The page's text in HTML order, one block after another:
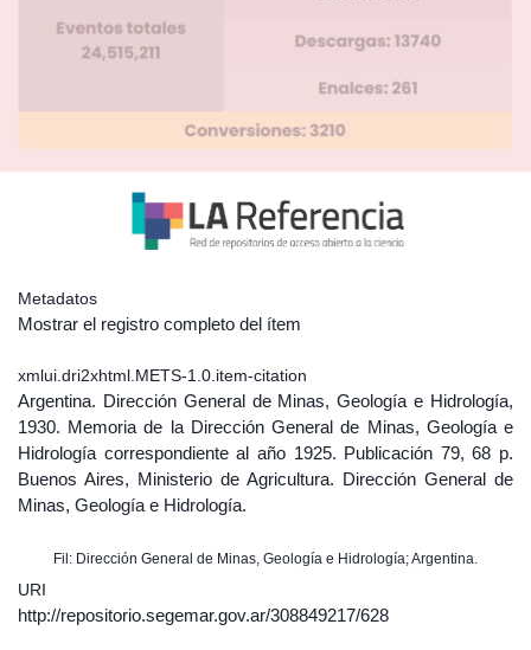
Metadatos
Mostrar el registro completo del ítem
xmlui.dri2xhtml.METS-1.0.item-citation
Argentina. Dirección General de Minas, Geología e Hidrología,
1930. Memoria de la Dirección General de Minas, Geología e
Hidrología correspondiente al año 1925. Publicación 79, 68 p.
Buenos Aires, Ministerio de Agricultura. Dirección General de
Minas, Geología e Hidrología.
Fil: Dirección General de Minas, Geología e Hidrología; Argentina.
URI
http://repositorio.segemar.gov.ar/308849217/628